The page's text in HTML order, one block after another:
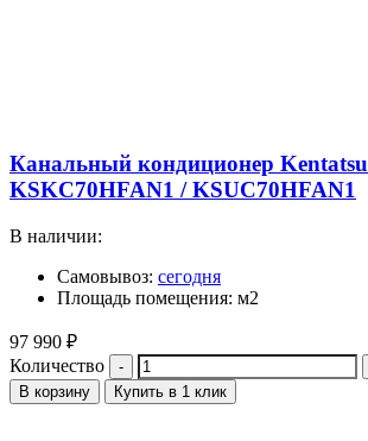
Канальный кондиционер Kentatsu
KSKC70HFAN1 / KSUC70HFAN1
В наличии:
Самовывоз: сегодня
Площадь помещения: м2
97 990 ₽
Количество
В корзину Купить в 1 клик